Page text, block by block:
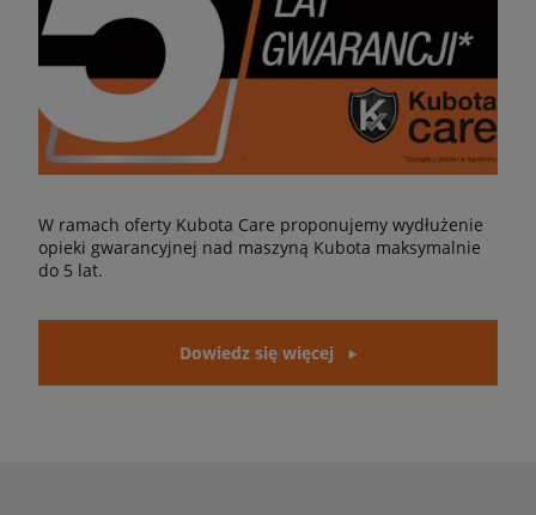
W ramach oferty Kubota Care proponujemy wydłużenie
opieki gwarancyjnej nad maszyną Kubota maksymalnie
do 5 lat.
Dowiedz się więcej